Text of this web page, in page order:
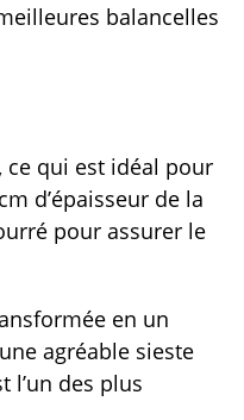
balancelles
ce qui est idéal pour
d’épaisseur de la
pour assurer le
en un
agréable sieste
l’un des plus